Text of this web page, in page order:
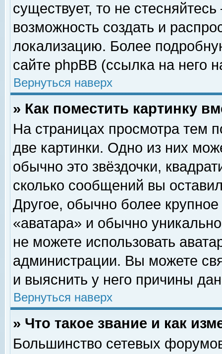
существует, то не
возможность создать и
локализацию. Более
сайте phpBB (ссылка на него
Вернуться наверх
» Как поместить картинку
На страницах просмотра тем
две картинки. Одно из них
обычно это звёздочки,
сколько сообщений вы
Другое, обычно более
«аватара» и обычно
не можете использовать
администрации. Вы можете
и выяснить у него причины
Вернуться наверх
» Что такое звание и как
Большинство сетевых